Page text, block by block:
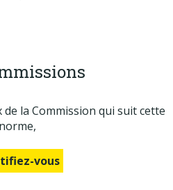
la Commission qui suit cette
norme,
vous